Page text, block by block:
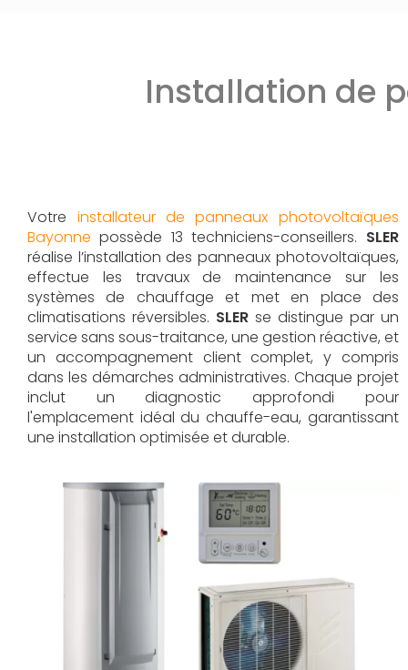
Installation de
Votre installateur de panneaux photovoltaïques
Bayonne possède 13 techniciens-conseillers. SLER
réalise l’installation des panneaux photovoltaïques,
effectue les travaux de maintenance sur les
systèmes de chauffage et met en place des
climatisations réversibles. SLER se distingue par un
service sans sous-traitance, une gestion réactive, et
un accompagnement client complet, y compris
dans les démarches administratives. Chaque projet
inclut un diagnostic approfondi pour
l'emplacement idéal du chauffe-eau, garantissant
une installation optimisée et durable.